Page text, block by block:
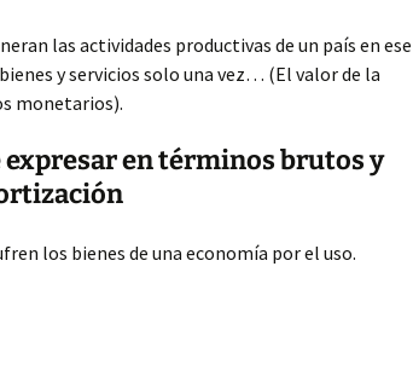
las actividades productivas de un país en ese
y servicios solo una vez… (El valor de la
monetarios).
expresar en términos brutos y
los bienes de una economía por el uso.